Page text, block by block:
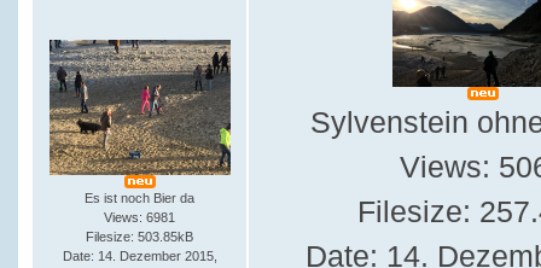
Es ist noch Bier da
Views: 6981
Filesize: 503.85kB
Date: 14. Dezember 2015,
Sylvenstein
Views:
Filesize:
Date: 14.